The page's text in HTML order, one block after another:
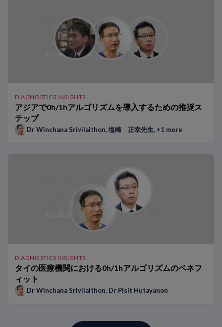
DIAGNOSTICS INSIGHTS
アジアで0h/1hアルゴリズムを導入するための推奨ス
テップ
Dr Winchana Srivilaithon, 塩崎 正幸先生, +1 more
DIAGNOSTICS INSIGHTS
タイの医療機関における0h/1hアルゴリズムのベネフ
ィット
Dr Winchana Srivilaithon, Dr Pisit Hutayanon